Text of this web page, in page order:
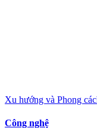
Xu hướng và Phong
Công nghệ